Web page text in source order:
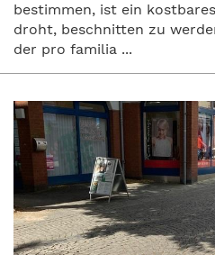
bestimmen, ist ein
droht, beschnitten zu
der pro familia ...